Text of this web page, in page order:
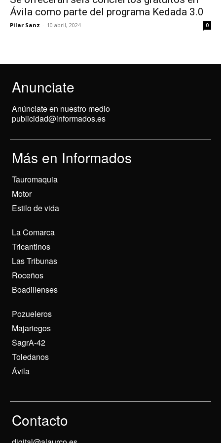
Ávila como parte del programa Kedada 3.0
Pilar Sanz - 10 abril, 2024 0
Anunciate
Anúnciate en nuestro medio
publicidad@informados.es
Más en Informados
Tauromaquia
Motor
Estilo de vida
La Comarca
Tricantinos
Las Tribunas
Roceños
Boadillenses
Pozueleros
Majariegos
SagrA-42
Toledanos
Ávila
Contacto